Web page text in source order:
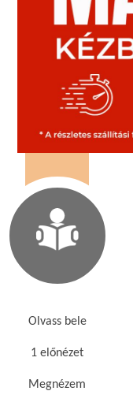
Olvass bele
1 előnézet
Megnézem